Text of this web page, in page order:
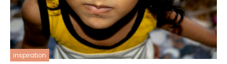
inspiration